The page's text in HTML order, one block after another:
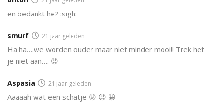
en bedankt he? :sigh:
smurf 21 jaar geleden
Ha ha….we worden ouder maar niet minder mooi!! Trek het
je niet aan…. 😉
Aspasia 21 jaar geleden
Aaaaah wat een schatje 😛 😉 😀